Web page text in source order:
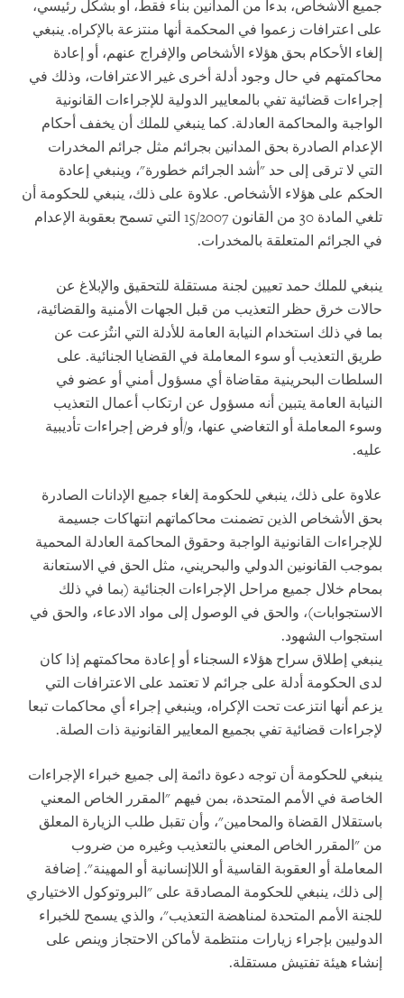
جميع الأشخاص، بدءا من المدانين بناء فقط، أو بشكل رئيسي،
على اعترافات زعموا في المحكمة أنها منتزعة بالإكراه. ينبغي
إلغاء الأحكام بحق هؤلاء الأشخاص والإفراج عنهم، أو إعادة
محاكمتهم في حال وجود أدلة أخرى غير الاعترافات، وذلك في
إجراءات قضائية تفي بالمعايير الدولية للإجراءات القانونية
الواجبة والمحاكمة العادلة. كما ينبغي للملك أن يخفف أحكام
الإعدام الصادرة بحق المدانين بجرائم مثل جرائم المخدرات
التي لا ترقى إلى حد "أشد الجرائم خطورة"، وينبغي إعادة
الحكم على هؤلاء الأشخاص. علاوة على ذلك، ينبغي للحكومة أن
تلغي المادة 30 من القانون 15/2007 التي تسمح بعقوبة الإعدام
في الجرائم المتعلقة بالمخدرات.
ينبغي للملك حمد تعيين لجنة مستقلة للتحقيق والإبلاغ عن
حالات خرق حظر التعذيب من قبل الجهات الأمنية والقضائية،
بما في ذلك استخدام النيابة العامة للأدلة التي انتُزعت عن
طريق التعذيب أو سوء المعاملة في القضايا الجنائية. على
السلطات البحرينية مقاضاة أي مسؤول أمني أو عضو في
النيابة العامة يتبين أنه مسؤول عن ارتكاب أعمال التعذيب
وسوء المعاملة أو التغاضي عنها، و/أو فرض إجراءات تأديبية
عليه.
علاوة على ذلك، ينبغي للحكومة إلغاء جميع الإدانات الصادرة
بحق الأشخاص الذين تضمنت محاكماتهم انتهاكات جسيمة
للإجراءات القانونية الواجبة وحقوق المحاكمة العادلة المحمية
بموجب القانونين الدولي والبحريني، مثل الحق في الاستعانة
بمحام خلال جميع مراحل الإجراءات الجنائية (بما في ذلك
الاستجوابات)، والحق في الوصول إلى مواد الادعاء، والحق في
استجواب الشهود.
ينبغي إطلاق سراح هؤلاء السجناء أو إعادة محاكمتهم إذا كان
لدى الحكومة أدلة على جرائم لا تعتمد على الاعترافات التي
يزعم أنها انتزعت تحت الإكراه، وينبغي إجراء أي محاكمات تبعا
لإجراءات قضائية تفي بجميع المعايير القانونية ذات الصلة.
ينبغي للحكومة أن توجه دعوة دائمة إلى جميع خبراء الإجراءات
الخاصة في الأمم المتحدة، بمن فيهم "المقرر الخاص المعني
باستقلال القضاة والمحامين"، وأن تقبل طلب الزيارة المعلق
من "المقرر الخاص المعني بالتعذيب وغيره من ضروب
المعاملة أو العقوبة القاسية أو اللاإنسانية أو المهينة". إضافة
إلى ذلك، ينبغي للحكومة المصادقة على "البروتوكول الاختياري
للجنة الأمم المتحدة لمناهضة التعذيب"، والذي يسمح للخبراء
الدوليين بإجراء زيارات منتظمة لأماكن الاحتجاز وينص على
إنشاء هيئة تفتيش مستقلة.